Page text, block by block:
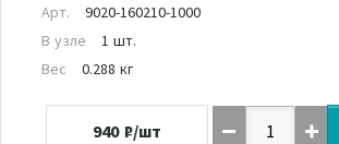
Арт.
9020-160210-1000
В узле
1 шт.
Вес
0.288 кг
940 ₽/шт